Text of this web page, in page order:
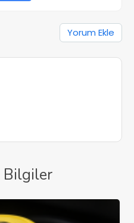
Yorum Ekle
Bilgiler